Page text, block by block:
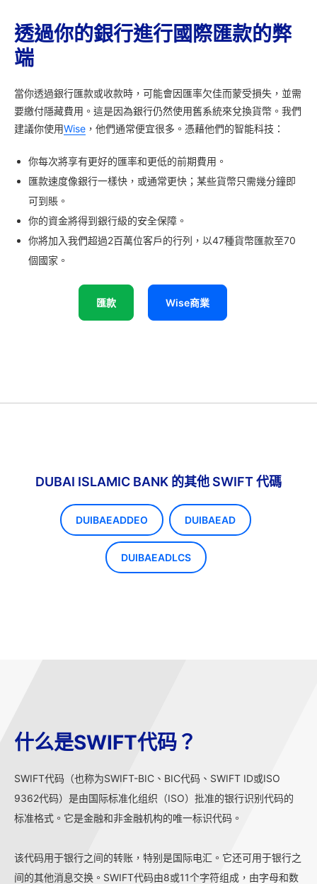
透過你的銀行進行國際匯款的弊
端
當你透過銀行匯款或收款時，可能會因匯率欠佳而蒙受損失，並需
要繳付隱藏費用。這是因為銀行仍然使用舊系統來兌換貨幣。我們
建議你使用Wise ，他們通常便宜很多。憑藉他們的智能科技：
你每次將享有更好的匯率和更低的前期費用。
匯款速度像銀行一樣快，或通常更快；某些貨幣只需幾分鐘即
可到賬。
你的資金將得到銀行級的安全保障。
你將加入我們超過2百萬位客戶的行列，以47種貨幣匯款至70
個國家。
匯款 Wise商業
DUBAI ISLAMIC BANK 的其他 SWIFT 代碼
DUIBAEADDEO DUIBAEAD
DUIBAEADLCS
什么是SWIFT代码？
SWIFT代码（也称为SWIFT-BIC、BIC代码、SWIFT ID或ISO
9362代码）是由国际标准化组织（ISO）批准的银行识别代码的
标准格式。它是金融和非金融机构的唯一标识代码。
该代码用于银行之间的转账，特别是国际电汇。它还可用于银行之
间的其他消息交换。SWIFT代码由8或11个字符组成，由字母和数